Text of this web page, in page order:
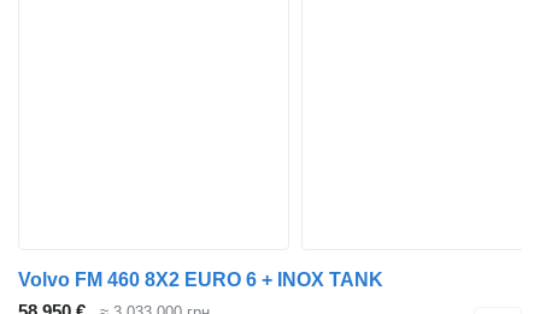
Volvo FM 460 8X2 EURO 6 + INOX TANK